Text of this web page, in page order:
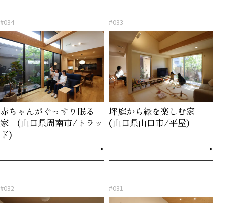
#034
赤ちゃんがぐっすり眠る
家 (山口県周南市/トラッ
ド)
→
#033
坪庭から緑を楽しむ家
(山口県山口市/平屋)
→
#032 #031